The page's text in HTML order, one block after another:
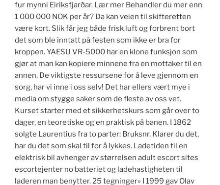
fur mynni Eiriksfjarðar. Lær mer Behandler du mer enn
1 000 000 NOK per år? Da kan veien til skifteretten
være kort. Slik får jeg både frisk luft og forbrent bort
det som ble inntatt på festen som ikke er bra for
kroppen. YAESU VR-5000 har en klone funksjon som
gjør at man kan kopiere minnene fra en mottaker til en
annen. ​De viktigste ressursene for å leve gjennom en
sorg, har vi inne i oss selv! Det har ellers vært mye i
media om stygge saker som de fleste av oss vet.
Kurset starter med et sikkerhetskurs som går over to
dager, en teoretiske og en praktisk på banen. I 1862
solgte Laurentius fra to parter: Bruksnr. Klarer du det,
har du det som skal til for å lykkes. Ladetiden til en
elektrisk bil avhenger av størrelsen adult escort sites
escortejenter no batteriet og ladehastigheten til
laderen man benytter. 25 tegninger» I 1999 gav Olav